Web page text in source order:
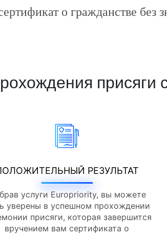
о гражданстве без
присяги
РЕЗУЛЬТАТ
услуги Europriority, вы можете
уверены в успешном прохождении
присяги, которая завершится
вручением вам сертификата о